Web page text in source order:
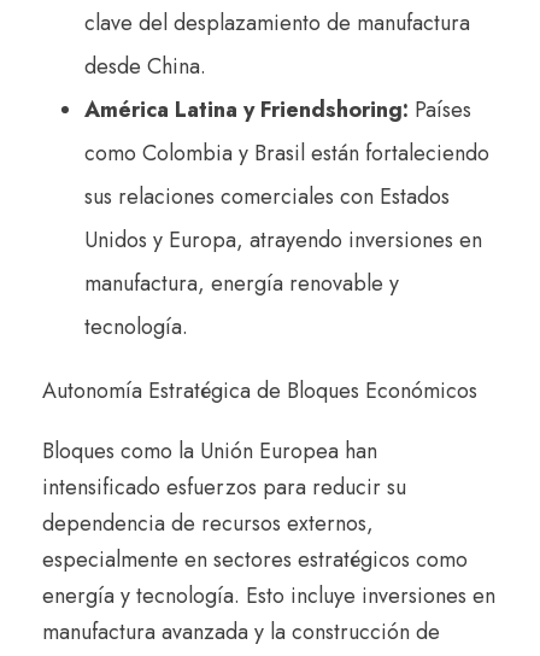
clave del desplazamiento de manufactura
desde China.
América Latina y Friendshoring: Países
como Colombia y Brasil están fortaleciendo
sus relaciones comerciales con Estados
Unidos y Europa, atrayendo inversiones en
manufactura, energía renovable y
tecnología.
Autonomía Estratégica de Bloques Económicos
Bloques como la Unión Europea han
intensificado esfuerzos para reducir su
dependencia de recursos externos,
especialmente en sectores estratégicos como
energía y tecnología. Esto incluye inversiones en
manufactura avanzada y la construcción de